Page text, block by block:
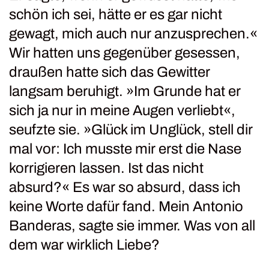
schön ich sei, hätte er es gar nicht
gewagt, mich auch nur anzusprechen.«
Wir hatten uns gegenüber gesessen,
draußen hatte sich das Gewitter
langsam beruhigt. »Im Grunde hat er
sich ja nur in meine Augen verliebt«,
seufzte sie. »Glück im Unglück, stell dir
mal vor: Ich musste mir erst die Nase
korrigieren lassen. Ist das nicht
absurd?« Es war so absurd, dass ich
keine Worte dafür fand. Mein Antonio
Banderas, sagte sie immer. Was von all
dem war wirklich Liebe?